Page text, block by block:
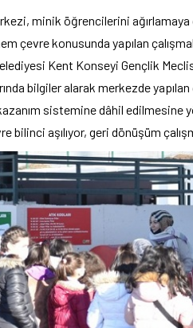
minik öğrencilerini
çevre konusunda yapılan
Kent Konseyi Gençlik
bilgiler alarak merkezde
sistemine dâhil edilmesine
aşılıyor, geri dönüşüm